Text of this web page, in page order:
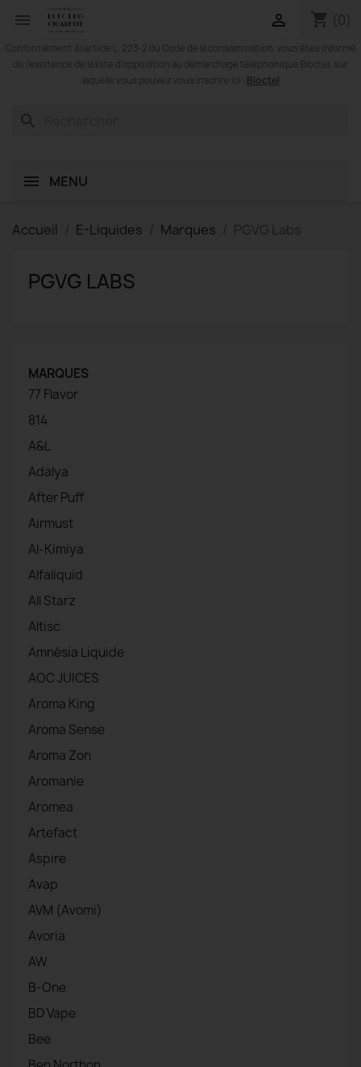
 shopping_cart (0)

Conformément à l'article L. 223-2 du Code de la consommation, vous êtes informé
de l'existence de la liste d'opposition au démarchage téléphonique Bloctel, sur
laquelle vous pouvez vous inscrire ici : Bloctel
search
MENU
Accueil E-Liquides Marques PGVG Labs
PGVG LABS
MARQUES
77 Flavor
814
A&L
Adalya
After Puff
Airmust
Al-Kimiya
Alfaliquid
All Starz
Altisc
Amnésia Liquide
AOC JUICES
Aroma King
Aroma Sense
Aroma Zon
Aromanie
Aromea
Artefact
Aspire
Avap
AVM (Avomi)
Avoria
AW
B-One
BD Vape
Bee